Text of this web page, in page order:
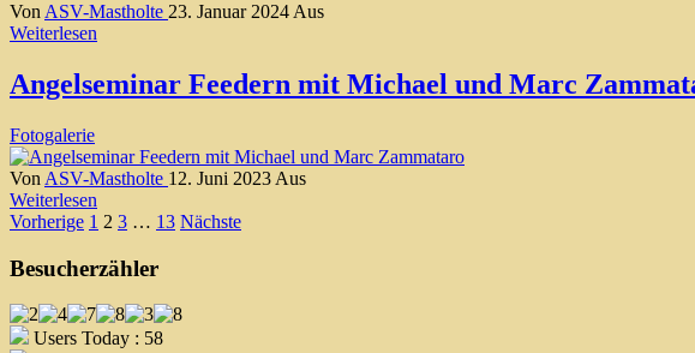
Von ASV-Mastholte 23. Januar 2024 Aus
Weiterlesen
Angelseminar Feedern mit Michael und Marc
Fotogalerie
Von ASV-Mastholte 12. Juni 2023 Aus
Weiterlesen
Seitennummerierung
der
Vorherige 1 2 3 … 13 Nächste
Besucherzähler
Users Today : 58